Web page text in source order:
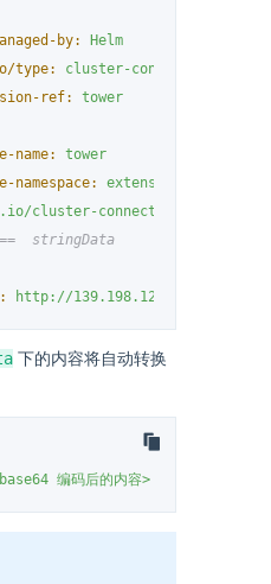
by:
Helm
type:
cluster-connection-
ref:
tower
name:
tower
namespace:
extension-tower
cluster-connection-config
stringData
http://139.198.120.120:30000
下的内容将自动转换
编码后的内容>